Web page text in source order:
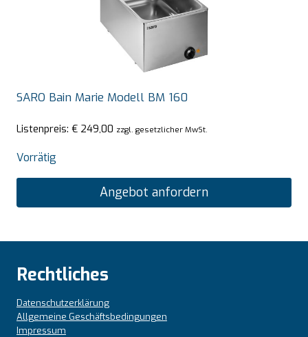
SARO Bain Marie Modell BM 160
Listenpreis: € 249,00 zzgl. gesetzlicher MwSt.
Vorrätig
Angebot anfordern
Rechtliches
Datenschutzerklärung
Allgemeine Geschäftsbedingungen
Impressum